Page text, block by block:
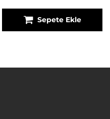
Sepete Ekle